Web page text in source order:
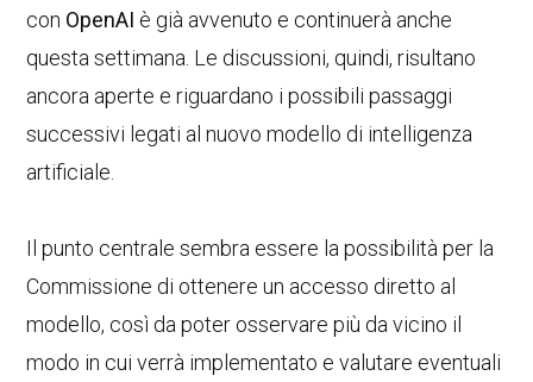
con OpenAI è già avvenuto e continuerà anche
questa settimana. Le discussioni, quindi, risultano
ancora aperte e riguardano i possibili passaggi
successivi legati al nuovo modello di intelligenza
artificiale.
Il punto centrale sembra essere la possibilità per la
Commissione di ottenere un accesso diretto al
modello, così da poter osservare più da vicino il
modo in cui verrà implementato e valutare eventuali